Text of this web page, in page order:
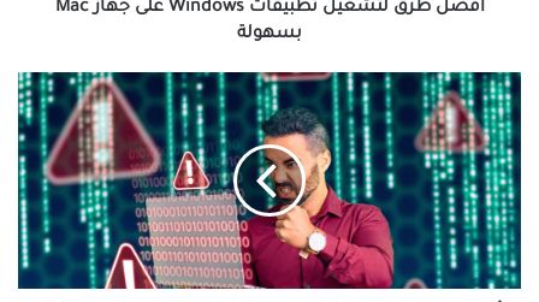
أفضل طرق لتشغيل تطبيقات Windows على جهاز Mac
بسهولة
أخطاء
برمجية
كلفت
شركات
الملايين:
قصص
حقيقية
لفشل
البرمجيات